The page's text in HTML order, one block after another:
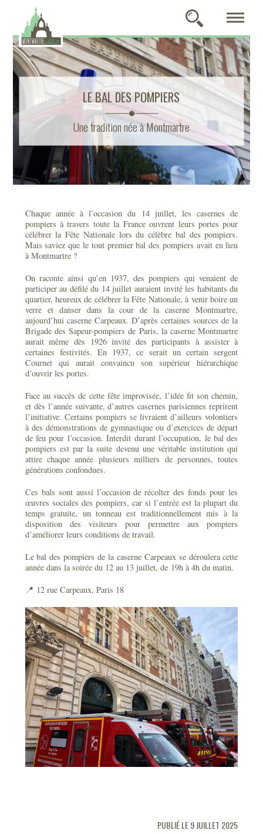
LE BAL DES POMPIERS
Une tradition née à Montmartre
Chaque année à l’occasion du 14 juillet, les casernes de
pompiers à travers toute la France ouvrent leurs portes pour
célébrer la Fête Nationale lors du célèbre bal des pompiers.
Mais saviez que le tout premier bal des pompiers avait eu lieu
à Montmartre ?
On raconte ainsi qu’en 1937, des pompiers qui venaient de
participer au défilé du 14 juillet auraient invité les habitants du
quartier, heureux de célébrer la Fête Nationale, à venir boire un
verre et danser dans la cour de la caserne Montmartre,
aujourd’hui caserne Carpeaux. D’après certaines sources de la
Brigade des Sapeur-pompiers de Paris, la caserne Montmartre
aurait même dès 1926 invité des participants à assister à
certaines festivités. En 1937, ce serait un certain sergent
Cournet qui aurait convaincu son supérieur hiérarchique
d’ouvrir les portes.
Face au succès de cette fête improvisée, l’idée fit son chemin,
et dès l’année suivante, d’autres casernes parisiennes reprirent
l’initiative. Certains pompiers se livraient d’ailleurs volontiers
à des démonstrations de gymnastique ou d’exercices de départ
de feu pour l’occasion. Interdit durant l’occupation, le bal des
pompiers est par la suite devenu une véritable institution qui
attire chaque année plusieurs milliers de personnes, toutes
générations confondues.
Ces bals sont aussi l’occasion de récolter des fonds pour les
œuvres sociales des pompiers, car si l’entrée est la plupart du
temps gratuite, un tonneau est traditionnellement mis à la
disposition des visiteurs pour permettre aux pompiers
d’améliorer leurs conditions de travail.
Le bal des pompiers de la caserne Carpeaux se déroulera cette
année dans la soirée du 12 au 13 juillet, de 19h à 4h du matin.
📍 12 rue Carpeaux, Paris 18
PUBLIÉ LE 9 JUILLET 2025